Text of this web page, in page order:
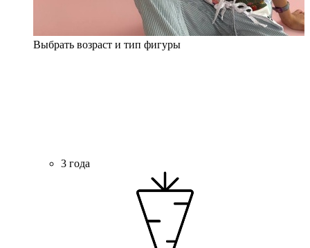
Выбрать возраст и тип фигуры
3 года